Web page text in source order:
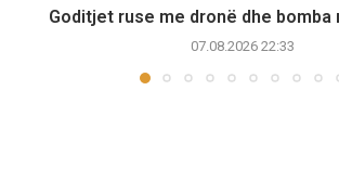
Goditjet ruse me dronë dhe bomba
07.08.2026 22:33